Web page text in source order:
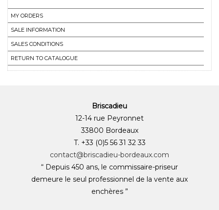
MY ORDERS
SALE INFORMATION
SALES CONDITIONS
RETURN TO CATALOGUE
Briscadieu
12-14 rue Peyronnet
33800 Bordeaux
T. +33 (0)5 56 31 32 33
contact@briscadieu-bordeaux.com
“ Depuis 450 ans, le commissaire-priseur
demeure le seul professionnel de la vente aux
enchères ”